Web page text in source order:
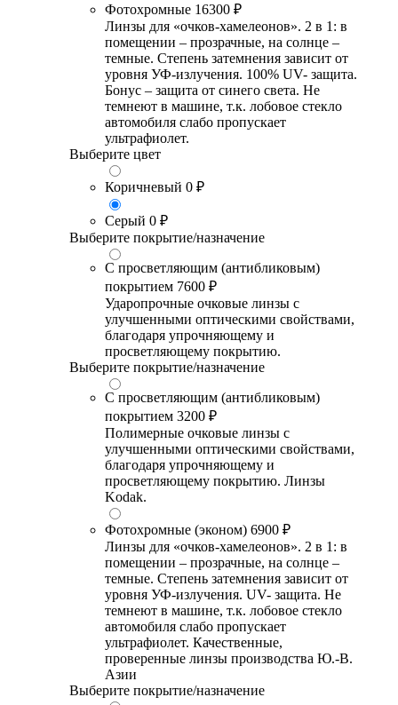
Фотохромные 16300 ₽
Линзы для «очков-хамелеонов». 2 в 1: в
помещении – прозрачные, на солнце –
темные. Степень затемнения зависит от
уровня УФ-излучения. 100% UV- защита.
Бонус – защита от синего света. Не
темнеют в машине, т.к. лобовое стекло
автомобиля слабо пропускает
ультрафиолет.
Выберите цвет
Коричневый 0 ₽
Серый 0 ₽
Выберите покрытие/назначение
С просветляющим (антибликовым)
покрытием 7600 ₽
Ударопрочные очковые линзы с
улучшенными оптическими свойствами,
благодаря упрочняющему и
просветляющему покрытию.
Выберите покрытие/назначение
С просветляющим (антибликовым)
покрытием 3200 ₽
Полимерные очковые линзы с
улучшенными оптическими свойствами,
благодаря упрочняющему и
просветляющему покрытию. Линзы
Kodak.
Фотохромные (эконом) 6900 ₽
Линзы для «очков-хамелеонов». 2 в 1: в
помещении – прозрачные, на солнце –
темные. Степень затемнения зависит от
уровня УФ-излучения. UV- защита. Не
темнеют в машине, т.к. лобовое стекло
автомобиля слабо пропускает
ультрафиолет. Качественные,
проверенные линзы производства Ю.-В.
Азии
Выберите покрытие/назначение